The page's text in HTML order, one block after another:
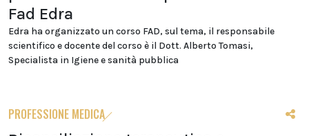
Fad Edra
Edra ha organizzato un corso FAD, sul tema, il responsabile
scientifico e docente del corso è il Dott. Alberto Tomasi,
Specialista in Igiene e sanità pubblica
PROFESSIONE MEDICA